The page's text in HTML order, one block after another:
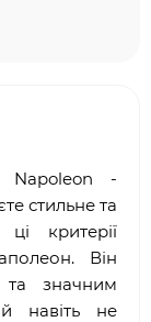
Napoleon -
стильне та
критерії
Він
значним
навіть не